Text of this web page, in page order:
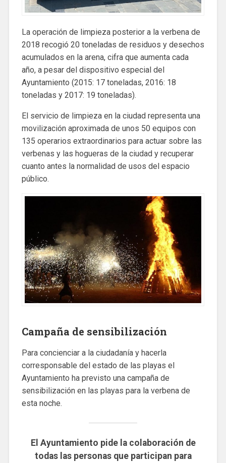
La operación de limpieza posterior a la verbena de
2018 recogió 20 toneladas de residuos y desechos
acumulados en la arena, cifra que aumenta cada
año, a pesar del dispositivo especial del
Ayuntamiento (2015: 17 toneladas, 2016: 18
toneladas y 2017: 19 toneladas).
El servicio de limpieza en la ciudad representa una
movilización aproximada de unos 50 equipos con
135 operarios extraordinarios para actuar sobre las
verbenas y las hogueras de la ciudad y recuperar
cuanto antes la normalidad de usos del espacio
público.
Campaña de sensibilización
Para concienciar a la ciudadanía y hacerla
corresponsable del estado de las playas el
Ayuntamiento ha previsto una campaña de
sensibilización en las playas para la verbena de
esta noche.
El Ayuntamiento pide la colaboración de
todas las personas que participan para